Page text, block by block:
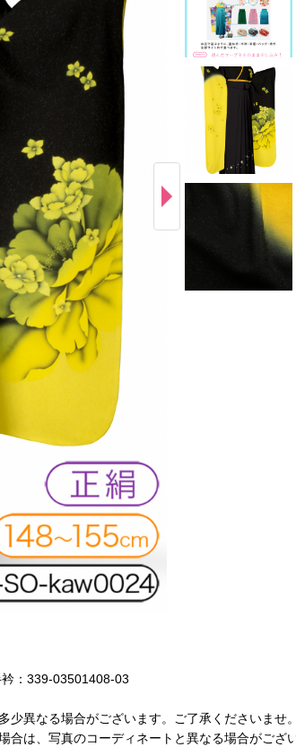
：339-03501408-03
異なる場合がございます。ご了承くださいませ
は、写真のコーディネートと異なる場合がござ